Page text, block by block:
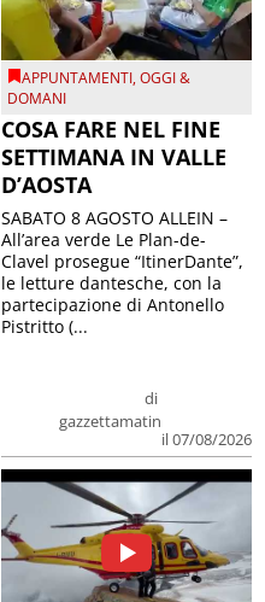
APPUNTAMENTI,OGGI &
DOMANI
COSA FARE NEL FINE
SETTIMANA IN VALLE
D’AOSTA
di
gazzettamatin
il 07/08/2026
SABATO 8 AGOSTO ALLEIN –
All’area verde Le Plan-de-
Clavel prosegue “ItinerDante”,
le letture dantesche, con la
partecipazione di Antonello
Pistritto (...